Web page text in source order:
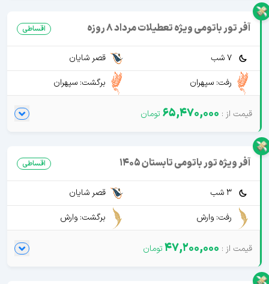
آفر تور باتومی ویژه تعطیلات مرداد 8 روزه اقساطی
7 شب
قصر شایان
رفت: سپهران
برگشت: سپهران
65,470,000
آفر ویژه تور باتومی تابستان 1405 اقساطی
3 شب
قصر شایان
رفت: وارش
برگشت: وارش
47,200,000